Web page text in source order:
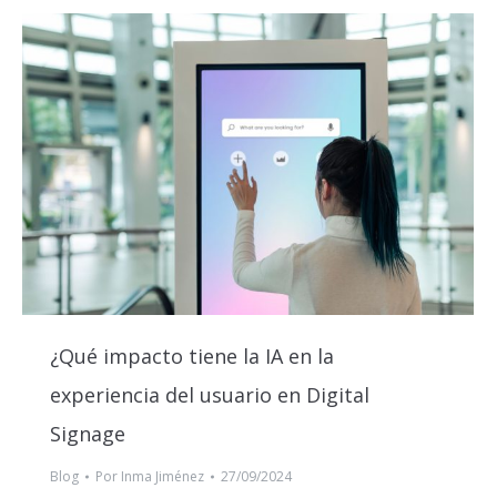
¿Qué impacto tiene la IA en la
experiencia del usuario en Digital
Signage
Blog Por Inma Jiménez 27/09/2024